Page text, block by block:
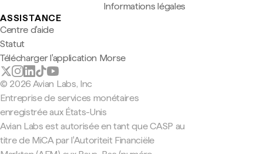
Informations légales
ASSISTANCE
Centre d'aide
Statut
Télécharger l'application Morse
© 2026 Avian Labs, Inc
Entreprise de services monétaires
enregistrée aux États-Unis
Avian Labs est autorisée en tant que CASP au
titre de MiCA par l'Autoriteit Financiële